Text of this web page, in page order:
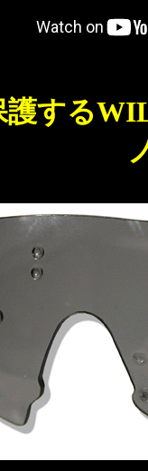
護する